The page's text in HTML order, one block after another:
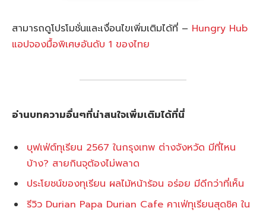
สามารถดูโปรโมชั่นและเงื่อนไขเพิ่มเติมได้ที่ – Hungry Hub
แอปจองมื้อพิเศษอันดับ 1 ของไทย
อ่านบทความอื่นๆที่น่าสนใจเพิ่มเติมได้ที่นี่
บุฟเฟ่ต์ทุเรียน 2567 ในกรุงเทพ ต่างจังหวัด มีที่ไหน
บ้าง? สายกินจุต้องไม่พลาด
ประโยชน์ของทุเรียน ผลไม้หน้าร้อน อร่อย มีดีกว่าที่เห็น
รีวิว Durian Papa Durian Cafe คาเฟ่ทุเรียนสุดชิค ใน